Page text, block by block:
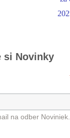
si Novinky
na odber Noviniek.